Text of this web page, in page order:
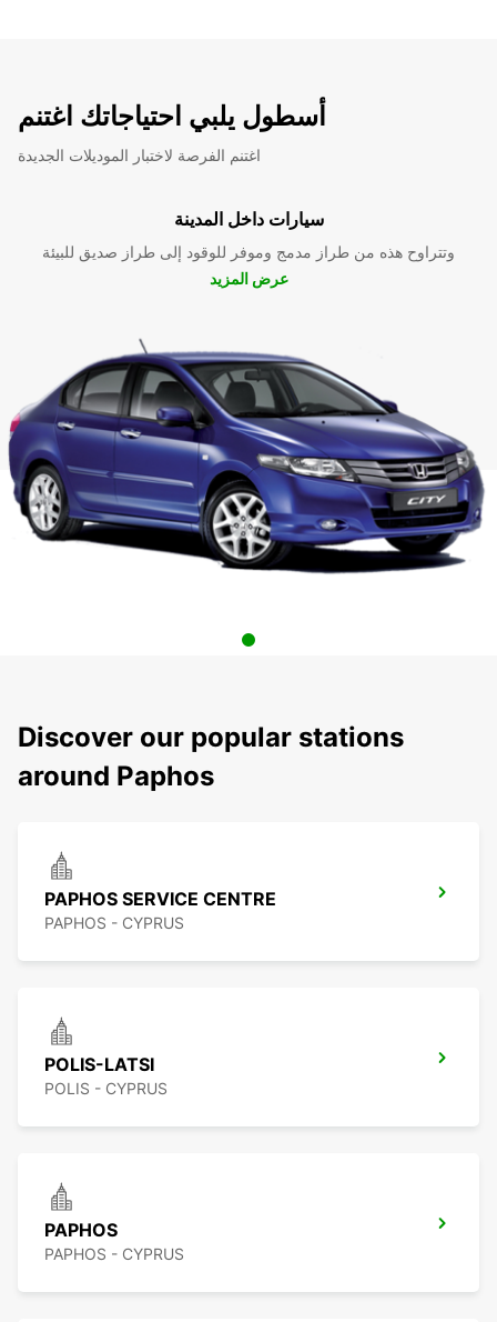
أسطول يلبي احتياجاتك اغتنم
اغتنم الفرصة لاختبار الموديلات الجديدة
سيارات داخل المدينة
وتتراوح هذه من طراز مدمج وموفر للوقود إلى طراز صديق للبيئة
عرض المزيد
Discover our popular stations
around Paphos
PAPHOS SERVICE CENTRE
PAPHOS - CYPRUS
POLIS-LATSI
POLIS - CYPRUS
PAPHOS
PAPHOS - CYPRUS